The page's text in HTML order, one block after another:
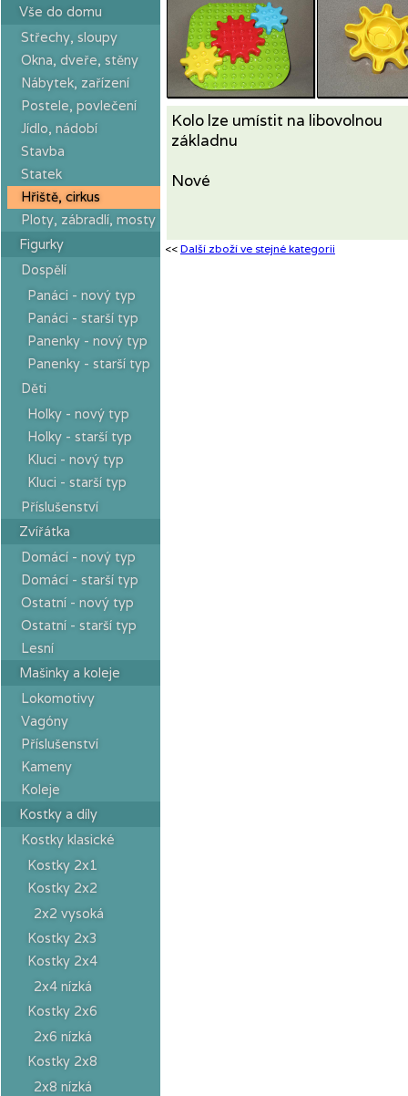
Vše do domu
Střechy, sloupy
Okna, dveře, stěny
Nábytek, zařízení
Postele, povlečení
Jídlo, nádobí
Stavba
Statek
Hřiště, cirkus
Ploty, zábradlí, mosty
Figurky
Dospělí
Panáci - nový typ
Panáci - starší typ
Panenky - nový typ
Panenky - starší typ
Děti
Holky - nový typ
Holky - starší typ
Kluci - nový typ
Kluci - starší typ
Příslušenství
Zvířátka
Domácí - nový typ
Domácí - starší typ
Ostatní - nový typ
Ostatní - starší typ
Lesní
Mašinky a koleje
Lokomotivy
Vagóny
Příslušenství
Kameny
Koleje
Kostky a díly
Kostky klasické
Kostky 2x1
Kostky 2x2
2x2 vysoká
Kostky 2x3
Kostky 2x4
2x4 nízká
Kostky 2x6
2x6 nízká
Kostky 2x8
2x8 nízká
Kolo lze umístit na libovolnou
základnu
Nové
<< Další zboží ve stejné kategorii